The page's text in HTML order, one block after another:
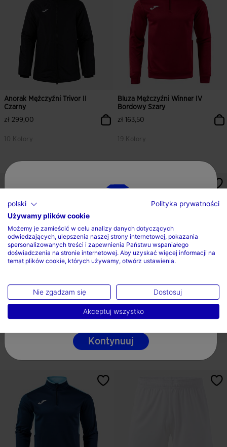
Anorak Mężczyźni Trivor II
Czarny
zł 299,00
10 Kolory
Bluza Mężczyźni Winner IV
Bordowy Szary
zł 163,50
19 Kolory
Bluza Mężczyźni Winner IV
Fioletowy Bialy
zł 163,50
Bluza Mężczyźni Winner IV
Czarny Zólty
zł 163,50
19 Kolory
Wybierz kraj oraz język
Kraj
Polska
Język
Polski
Kontynuuj
polski
Polityka prywatności
Używamy plików cookie
Możemy je zamieścić w celu analizy danych dotyczących
odwiedzających, ulepszenia naszej strony internetowej, pokazania
spersonalizowanych treści i zapewnienia Państwu wspaniałego
doświadczenia na stronie internetowej. Aby uzyskać więcej informacji na
temat plików cookie, których używamy, otwórz ustawienia.
Nie zgadzam się Dostosuj
Akceptuj wszystko